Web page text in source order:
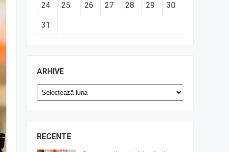
24 25 26 27 28 29 30
31
ARHIVE
Arhive
RECENTE